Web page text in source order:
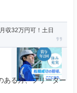
収32万円可！土日
る方、フリーター